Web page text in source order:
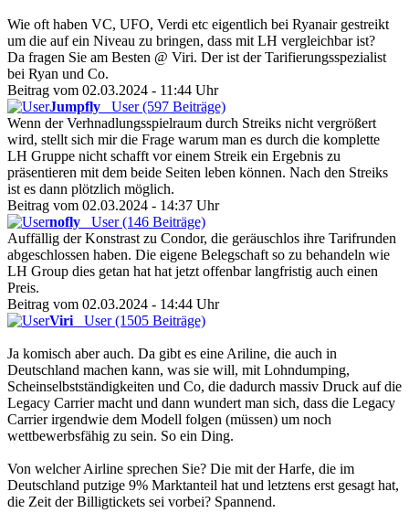
Wie oft haben VC, UFO, Verdi etc eigentlich bei Ryanair gestreikt
um die auf ein Niveau zu bringen, dass mit LH vergleichbar ist?
Da fragen Sie am Besten @ Viri. Der ist der Tarifierungsspezialist
bei Ryan und Co.
Beitrag vom 02.03.2024 - 11:44 Uhr
Jumpfly
User (597 Beiträge)
Wenn der Verhnadlungsspielraum durch Streiks nicht vergrößert
wird, stellt sich mir die Frage warum man es durch die komplette
LH Gruppe nicht schafft vor einem Streik ein Ergebnis zu
präsentieren mit dem beide Seiten leben können. Nach den Streiks
ist es dann plötzlich möglich.
Beitrag vom 02.03.2024 - 14:37 Uhr
nofly
User (146 Beiträge)
Auffällig der Konstrast zu Condor, die geräuschlos ihre Tarifrunden
abgeschlossen haben. Die eigene Belegschaft so zu behandeln wie
LH Group dies getan hat hat jetzt offenbar langfristig auch einen
Preis.
Beitrag vom 02.03.2024 - 14:44 Uhr
Viri
User (1505 Beiträge)
Ja komisch aber auch. Da gibt es eine Ariline, die auch in
Deutschland machen kann, was sie will, mit Lohndumping,
Scheinselbstständigkeiten und Co, die dadurch massiv Druck auf die
Legacy Carrier macht und dann wundert man sich, dass die Legacy
Carrier irgendwie dem Modell folgen (müssen) um noch
wettbewerbsfähig zu sein. So ein Ding.
Von welcher Airline sprechen Sie? Die mit der Harfe, die im
Deutschland putzige 9% Marktanteil hat und letztens erst gesagt hat,
die Zeit der Billigtickets sei vorbei? Spannend.